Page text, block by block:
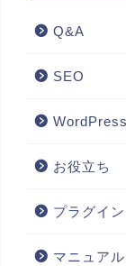
Q&A
SEO
WordPress
お役立ち
プラグイン
マニュアル